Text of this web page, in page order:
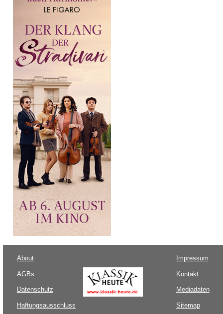
About
AGBs
Datenschutz
Haftungsausschluss
Impressum
Kontakt
Mediadaten
Sitemap